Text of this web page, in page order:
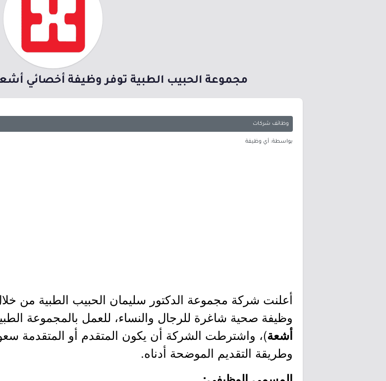
مجموعة الحبيب الطبية توفر وظيفة أخصائي
وظائف شركات
بواسطة: أي وظيفة
أعلنت شركة مجموعة الدكتور سليمان الحبيب الطبية من
وظيفة صحية شاغرة للرجال والنساء، للعمل بالمجموعة
أشعة)، واشترطت الشركة أن يكون المتقدم أو المتقدمة
وطريقة التقديم الموضحة أدناه.